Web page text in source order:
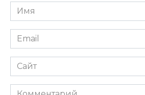
Имя
*
Email
*
Сайт
Комментарий